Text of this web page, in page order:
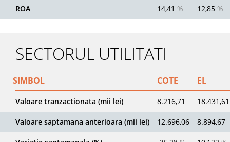
ROA 14,41 % 12,85 %
SECTORUL UTILITATI
SIMBOL COTE EL
Valoare tranzactionata (mii lei) 8.216,71 18.431,61
Valoare saptamana anterioara (mii lei) 12.696,06 8.894,67